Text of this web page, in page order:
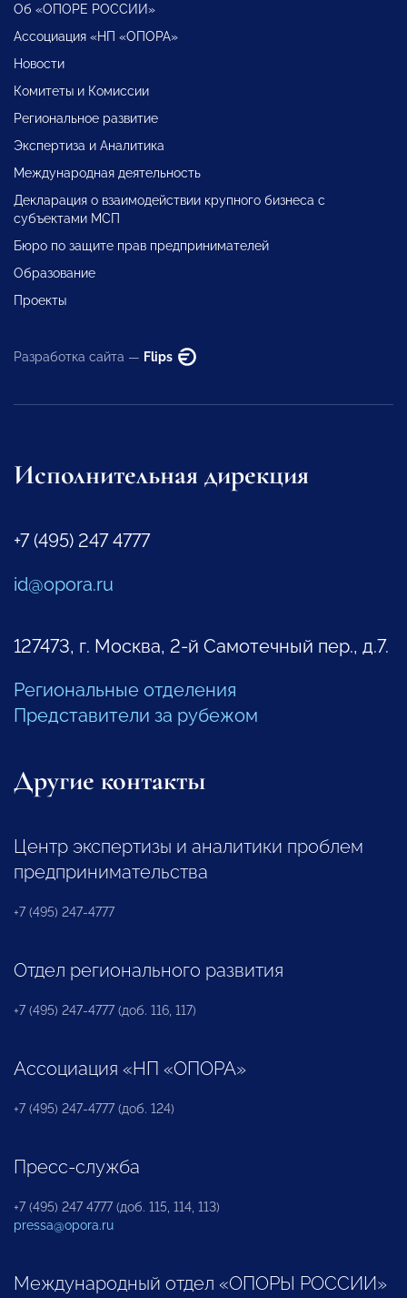
Об «ОПОРЕ РОССИИ»
Ассоциация «НП «ОПОРА»
Новости
Комитеты и Комиссии
Региональное развитие
Экспертиза и Аналитика
Международная деятельность
Декларация о взаимодействии крупного бизнеса с
субъектами МСП
Бюро по защите прав предпринимателей
Образование
Проекты
Разработка сайта — Flips
Исполнительная дирекция
+7 (495) 247 4777
id@opora.ru
127473, г. Москва, 2-й Самотечный пер., д.7.
Региональные отделения
Представители за рубежом
Другие контакты
Центр экспертизы и аналитики проблем
предпринимательства
+7 (495) 247-4777
Отдел регионального развития
+7 (495) 247-4777 (доб. 116, 117)
Ассоциация «НП «ОПОРА»
+7 (495) 247-4777 (доб. 124)
Пресс-служба
+7 (495) 247 4777 (доб. 115, 114, 113)
pressa@opora.ru
Международный отдел «ОПОРЫ РОССИИ»